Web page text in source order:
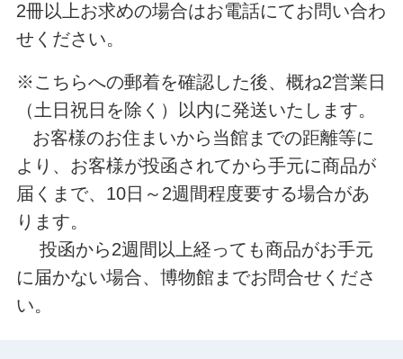
2冊以上お求めの場合はお電話にてお問い合わ
せください。
※こちらへの郵着を確認した後、概ね2営業日
（土日祝日を除く）以内に発送いたします。
お客様のお住まいから当館までの距離等に
より、お客様が投函されてから手元に商品が
届くまで、10日～2週間程度要する場合があ
ります。
投函から2週間以上経っても商品がお手元
に届かない場合、博物館までお問合せくださ
い。